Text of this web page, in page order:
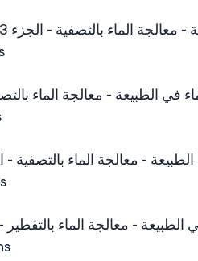
بالتصفية - الجزء 3 - معالجة الماء بالترشيح
في الطبيعة - معالجة الماء بالتصفية -
- معالجة الماء بالتصفية - الجزء 5 - تمارين
- معالجة الماء بالتقطير - الجزء 1 -